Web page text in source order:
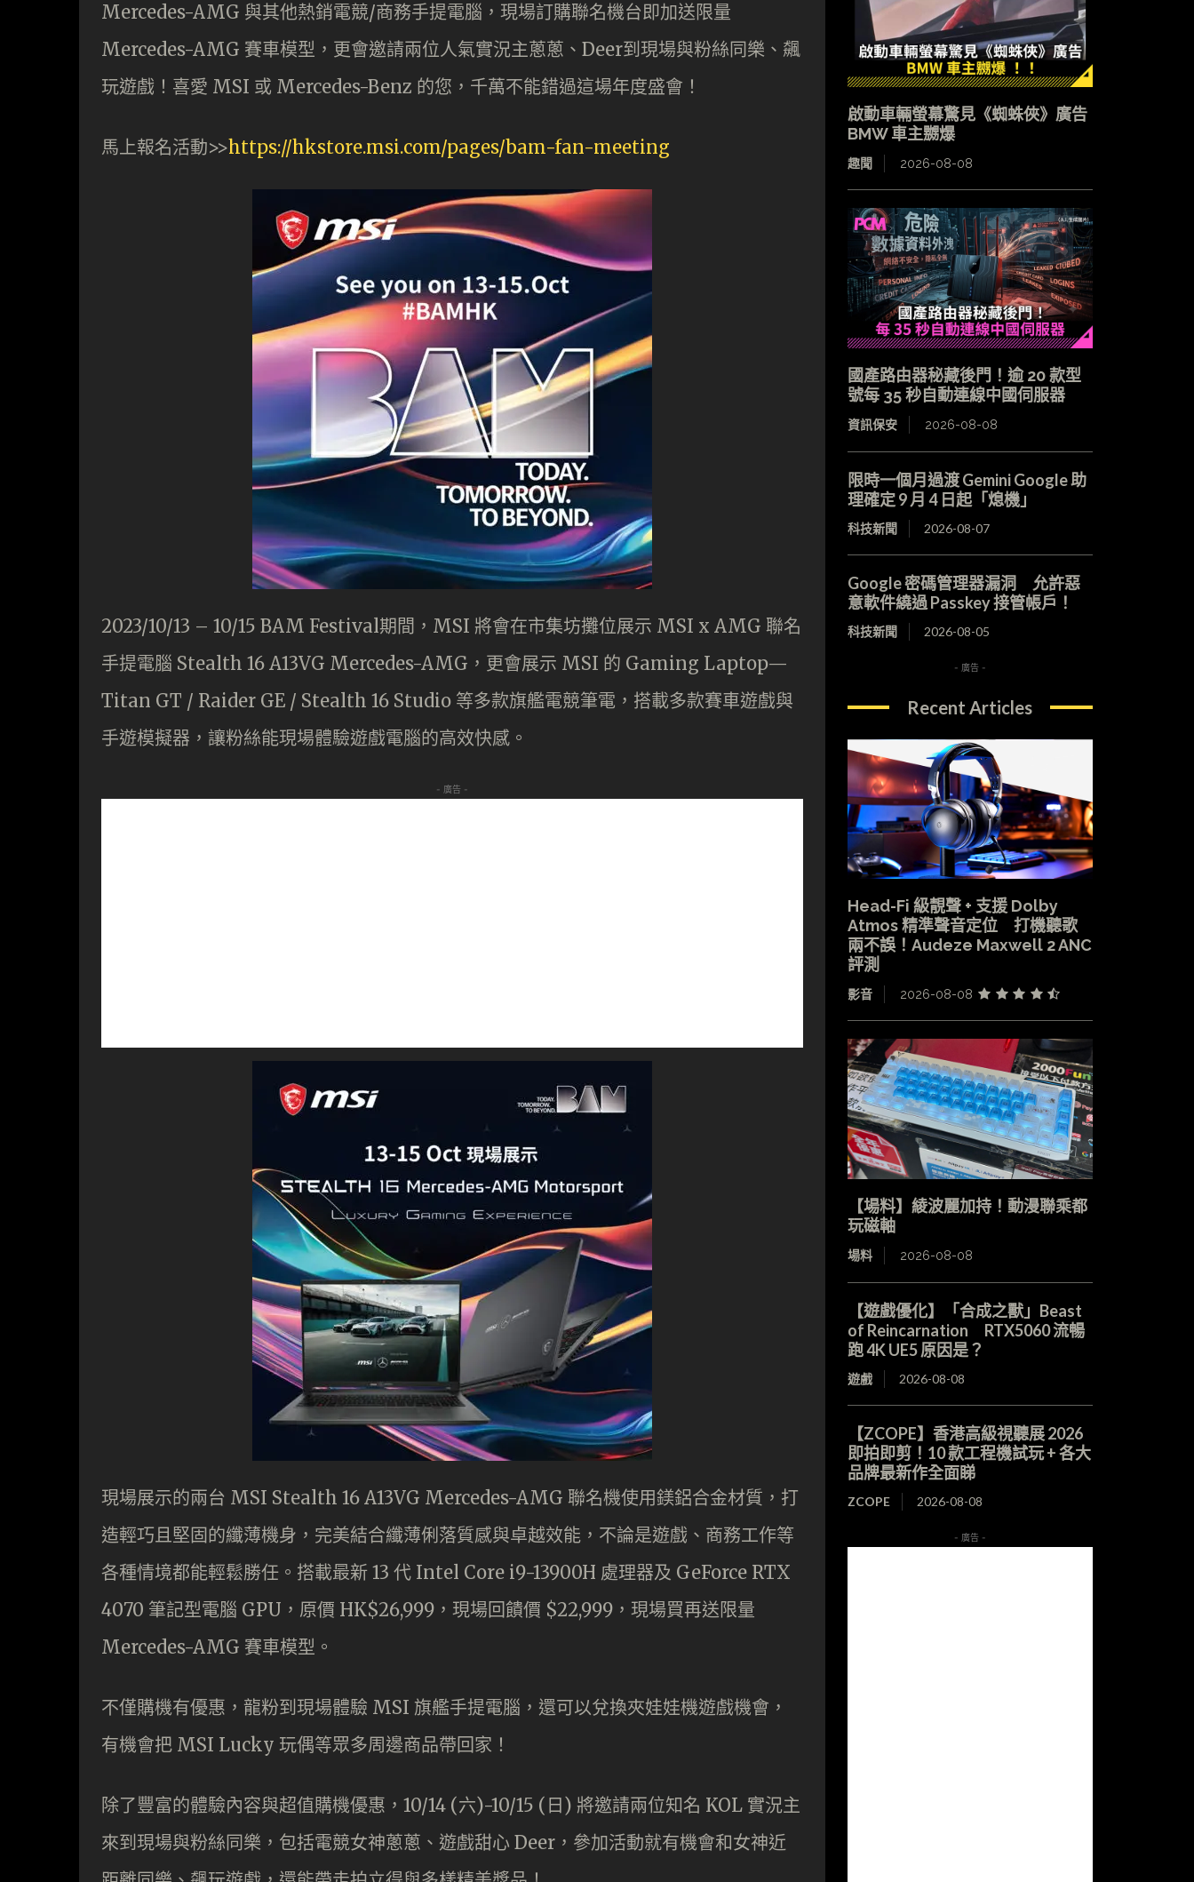
Mercedes-AMG 與其他熱銷電競/商務手提電腦，現場訂購聯名機台即加送限量
Mercedes-AMG 賽車模型，更會邀請兩位人氣實況主蔥蔥、Deer到現場與粉絲同樂、飆
玩遊戲！喜愛 MSI 或 Mercedes-Benz 的您，千萬不能錯過這場年度盛會！
馬上報名活動>>https://hkstore.msi.com/pages/bam-fan-meeting
2023/10/13 – 10/15 BAM Festival期間，MSI 將會在市集坊攤位展示 MSI x AMG 聯名
手提電腦 Stealth 16 A13VG Mercedes-AMG，更會展示 MSI 的 Gaming Laptop—
Titan GT / Raider GE / Stealth 16 Studio 等多款旗艦電競筆電，搭載多款賽車遊戲與
手遊模擬器，讓粉絲能現場體驗遊戲電腦的高效快感。
- 廣告 -
現場展示的兩台 MSI Stealth 16 A13VG Mercedes-AMG 聯名機使用鎂鋁合金材質，打
造輕巧且堅固的纖薄機身，完美結合纖薄俐落質感與卓越效能，不論是遊戲、商務工作等
各種情境都能輕鬆勝任。搭載最新 13 代 Intel Core i9-13900H 處理器及 GeForce RTX
4070 筆記型電腦 GPU，原價 HK$26,999，現場回饋價 $22,999，現場買再送限量
Mercedes-AMG 賽車模型。
不僅購機有優惠，龍粉到現場體驗 MSI 旗艦手提電腦，還可以兌換夾娃娃機遊戲機會，
有機會把 MSI Lucky 玩偶等眾多周邊商品帶回家！
除了豐富的體驗內容與超值購機優惠，10/14 (六)-10/15 (日) 將邀請兩位知名 KOL 實況主
來到現場與粉絲同樂，包括電競女神蔥蔥、遊戲甜心 Deer，參加活動就有機會和女神近
啟動車輛螢幕驚見《蜘蛛俠》廣告
BMW 車主嬲爆
趣聞 2026-08-08
國產路由器秘藏後門！逾 20 款型
號每 35 秒自動連線中國伺服器
資訊保安 2026-08-08
限時一個月過渡 Gemini Google 助
理確定 9 月 4 日起「熄機」
科技新聞 2026-08-07
Google 密碼管理器漏洞 允許惡
意軟件繞過 Passkey 接管帳戶！
科技新聞 2026-08-05
- 廣告 -
Recent Articles
Head-Fi 級靚聲 + 支援 Dolby
Atmos 精準聲音定位 打機聽歌
兩不誤！Audeze Maxwell 2 ANC
評測
影音 2026-08-08
【場料】綾波麗加持！動漫聯乘都
玩磁軸
場料 2026-08-08
【遊戲優化】「合成之獸」Beast
of Reincarnation RTX5060 流暢
跑 4K UE5 原因是？
遊戲 2026-08-08
【ZCOPE】香港高級視聽展 2026
即拍即剪！10 款工程機試玩 + 各大
品牌最新作全面睇
ZCOPE 2026-08-08
- 廣告 -